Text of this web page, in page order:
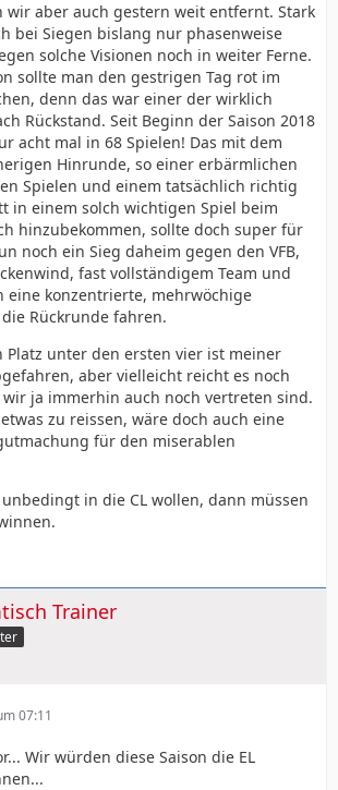
wir aber auch gestern weit entfernt. Stark
bei Siegen bislang nur phasenweise
solche Visionen noch in weiter Ferne.
sollte man den gestrigen Tag rot im
denn das war einer der wirklich
Rückstand. Seit Beginn der Saison 2018
acht mal in 68 Spielen! Das mit dem
Hinrunde, so einer erbärmlichen
Spielen und einem tatsächlich richtig
in einem solch wichtigen Spiel beim
hinzubekommen, sollte doch super für
noch ein Sieg daheim gegen den VFB,
fast vollständigem Team und
eine konzentrierte, mehrwöchige
Rückrunde fahren.
Platz unter den ersten vier ist meiner
aber vielleicht reicht es noch
ja immerhin auch noch vertreten sind.
zu reissen, wäre doch auch eine
für den miserablen
in die CL wollen, dann müssen
Trainer
07:11
Wir würden diese Saison die EL